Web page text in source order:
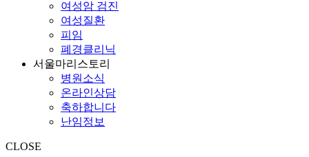
여성암 검진
여성질환
피임
폐경클리닉
서울마리스토리
병원소식
온라인상담
축하합니다
난임정보
CLOSE